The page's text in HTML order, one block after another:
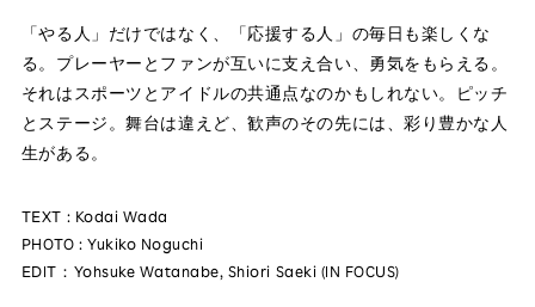
「やる人」だけではなく、「応援する人」の毎日も楽しくな
る。プレーヤーとファンが互いに支え合い、勇気をもらえる。
それはスポーツとアイドルの共通点なのかもしれない。ピッチ
とステージ。舞台は違えど、歓声のその先には、彩り豊かな人
生がある。
TEXT : Kodai Wada
PHOTO : Yukiko Noguchi
EDIT：Yohsuke Watanabe, Shiori Saeki (IN FOCUS)